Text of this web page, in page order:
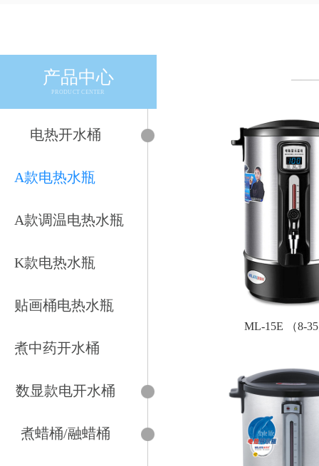
产品中心
PRODUCT CENTER
电热开水桶
A款电热水瓶
A款调温电热水瓶
K款电热水瓶
贴画桶电热水瓶
煮中药开水桶
数显款电开水桶
煮蜡桶/融蜡桶
ML-15E （8-